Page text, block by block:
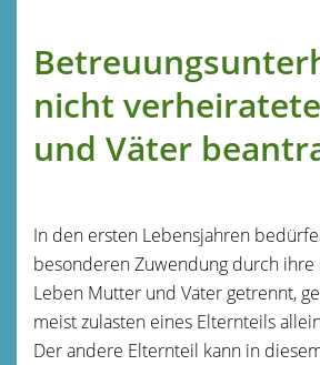
nicht
und Väter
In den ersten Lebensjahren
besonderen Zuwendung durch ihre
Leben Mutter und Vater getrennt,
meist zulasten eines Elternteils
Der andere Elternteil kann in